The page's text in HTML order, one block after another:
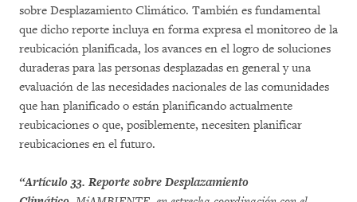
sobre Desplazamiento Climático. También es fundamental
que dicho reporte incluya en forma expresa el monitoreo de la
reubicación planificada, los avances en el logro de soluciones
duraderas para las personas desplazadas en general y una
evaluación de las necesidades nacionales de las comunidades
que han planificado o están planificando actualmente
reubicaciones o que, posiblemente, necesiten planificar
reubicaciones en el futuro.
“Artículo 33. Reporte sobre Desplazamiento